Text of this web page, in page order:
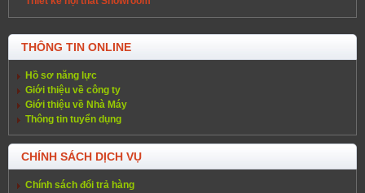
THÔNG TIN ONLINE
Hồ sơ năng lực
Giới thiệu về công ty
Giới thiệu về Nhà Máy
Thông tin tuyển dụng
CHÍNH SÁCH DỊCH VỤ
Chính sách đổi trả hàng